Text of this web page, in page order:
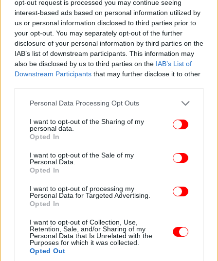
opt-out request is processed you may continue seeing
interest-based ads based on personal information utilized by
us or personal information disclosed to third parties prior to
your opt-out. You may separately opt-out of the further
disclosure of your personal information by third parties on the
IAB’s list of downstream participants. This information may
also be disclosed by us to third parties on the IAB’s List of
Downstream Participants that may further disclose it to other
Please note that this website/app uses one or more Google
not limited to your visit or usage behaviour. You may click to
grant or deny consent to Google and its third-party tags to
use your data for below specified purposes in below Google
consent section.
Personal Data Processing Opt Outs
I want to opt-out of the Sharing of my
personal data.
Opted In
I want to opt-out of the Sale of my
Personal Data.
Opted In
I want to opt-out of processing my
Personal Data for Targeted Advertising.
Opted In
I want to opt-out of Collection, Use,
Retention, Sale, and/or Sharing of my
Personal Data that Is Unrelated with the
Purposes for which it was collected.
Opted Out
Η πρόγνωση του καιρού από την ΕΜΥ:
ΠΡΟΓΝΩΣΗ ΓΙΑ ΤΗ ΔΕΥΤΕΡΑ (28/7)
Γενικά αίθριος καιρός. Τις μεσημβρινές -
απογευματινές ώρες θα αναπτυχθούν τοπικές
νεφώσεις στα βόρεια ορεινά, όπου είναι πιθανόν να
εκδηλωθούν πρόσκαιροι όμβροι. Οι άνεμοι θα